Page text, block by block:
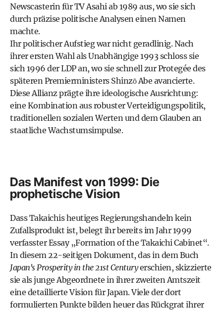
Newscasterin für TV Asahi ab 1989 aus, wo sie sich
durch präzise politische Analysen einen Namen
machte.
Ihr politischer Aufstieg war nicht geradlinig. Nach
ihrer ersten Wahl als Unabhängige 1993 schloss sie
sich 1996 der LDP an, wo sie schnell zur Protegée des
späteren Premierministers Shinzō Abe avancierte.
Diese Allianz prägte ihre ideologische Ausrichtung:
eine Kombination aus robuster Verteidigungspolitik,
traditionellen sozialen Werten und dem Glauben an
staatliche Wachstumsimpulse.
Das Manifest von 1999: Die
prophetische Vision
Dass Takaichis heutiges Regierungshandeln kein
Zufallsprodukt ist, belegt ihr bereits im Jahr 1999
verfasster Essay „Formation of the Takaichi Cabinet“.
In diesem 22-seitigen Dokument, das in dem Buch
Japan's Prosperity in the 21st Centuryerschien, skizzierte
sie als junge Abgeordnete in ihrer zweiten Amtszeit
eine detaillierte Vision für Japan. Viele der dort
formulierten Punkte bilden heuer das Rückgrat ihrer